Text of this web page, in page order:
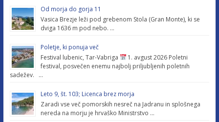
Od morja do gorja 11
Vasica Brezje leži pod grebenom Stola (Gran Monte), ki se
dviga 1636 m pod nebo. …
Poletje, ki ponuja več
Festival lubenic, Tar-Vabriga
1. avgust 2026 Poletni
festival, posvečen enemu najbolj priljubljenih poletnih
sadežev. …
Leto 9, št. 103; Licenca brez morja
Zaradi vse več pomorskih nesreč na Jadranu in splošnega
nereda na morju je hrvaško Ministrstvo …